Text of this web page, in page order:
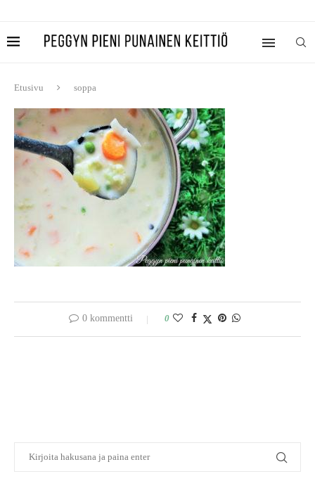
Etusivu soppa
0 kommentti 0